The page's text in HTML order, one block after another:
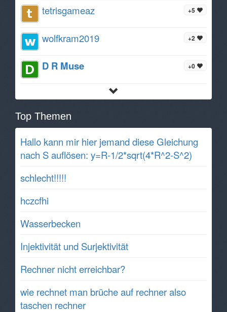
+5
tetrisgameaz
+2
wolfkram2019
+0
D R Muse
Top Themen
Hallo kann mir hier jemand diese Gleichung
nach S auflösen: y=R-1/2*sqrt(4*R^2-S^2)
schlecht!!!!!
hczcfhi
Wasserbecken
Injektivität und Surjektivität
Rechner nicht erreichbar?
wie rechnet man brüche auf rechner also
taschen rechner